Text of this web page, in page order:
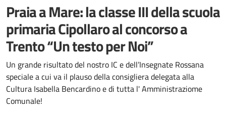
Praia a Mare: la classe III della scuola
primaria Cipollaro al concorso a
Trento “Un testo per Noi”
Dettagli della notizia
Un grande risultato del nostro IC e dell’Insegnate Rossana
speciale a cui va il plauso della consigliera delegata alla
Cultura Isabella Bencardino e di tutta l' Amministraziome
Comunale!